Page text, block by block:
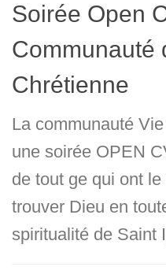
Soirée Open
Communauté
Chrétienne
La communauté
une soirée OPEN
de tout ge qui ont
trouver Dieu en
spiritualité de Saint